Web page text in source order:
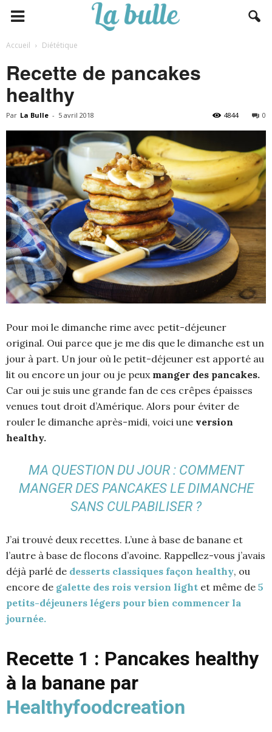
Accueil Diététique
Recette de pancakes
healthy
Par La Bulle - 5 avril 2018 0
4844
Pour moi le dimanche rime avec petit-déjeuner
original. Oui parce que je me dis que le dimanche est un
jour à part. Un jour où le petit-déjeuner est apporté au
lit ou encore un jour ou je peux manger des pancakes.
Car oui je suis une grande fan de ces crêpes épaisses
venues tout droit d’Amérique. Alors pour éviter de
rouler le dimanche après-midi, voici une version
healthy.
MA QUESTION DU JOUR : COMMENT
MANGER DES PANCAKES LE DIMANCHE
SANS CULPABILISER ?
J’ai trouvé deux recettes. L’une à base de banane et
l’autre à base de flocons d’avoine. Rappellez-vous j’avais
déjà parlé de desserts classiques façon healthy, ou
encore de galette des rois version light et même de 5
petits-déjeuners légers pour bien commencer la
journée.
Recette 1 : Pancakes healthy
à la banane par
Healthyfoodcreation